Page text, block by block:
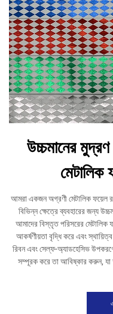
উচ্চমানের
মেটালিক
আমরা একজন অগ্রণী মেটালিক ফয়েল
বিভিন্ন ক্ষেত্রে ব্যবহারের জন্য
আমাদের বিস্তৃত পরিসরের মেটালিক
আকর্ষণীয়তা বৃদ্ধি করে এবং স্থায়িত্ব
রিবন এবং সেল্ফ-অ্যাডহেসিভ
সম্পূরক করে তা আবিষ্কার করুন, যা